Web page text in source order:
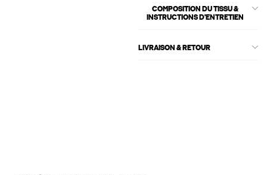
COMPOSITION DU TISSU &
INSTRUCTIONS D'ENTRETIEN
LIVRAISON & RETOUR